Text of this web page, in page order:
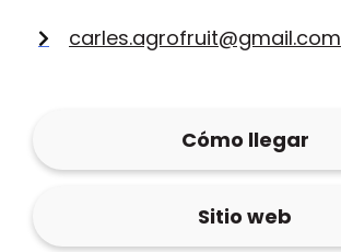
carles.agrofruit@gmail.com
Cómo llegar
Sitio web